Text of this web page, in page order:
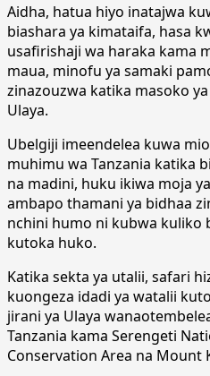
Aidha, hatua hiyo inatajwa
biashara ya kimataifa, hasa
usafirishaji wa haraka kama
maua, minofu ya samaki
zinazouzwa katika masoko
Ulaya.
Ubelgiji imeendelea kuwa
muhimu wa Tanzania katika
na madini, huku ikiwa moja
ambapo thamani ya bidhaa
nchini humo ni kubwa kuliko
kutoka huko.
Katika sekta ya utalii, safari
kuongeza idadi ya watalii
jirani ya Ulaya
Tanzania kama Serengeti
Conservation Area na Mount